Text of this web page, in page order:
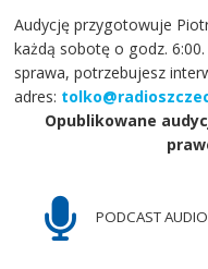
Audycję przygotowuje
każdą sobotę o godz.
sprawa, potrzebujesz
adres:
Opublikowane
PODCAST AUDIO